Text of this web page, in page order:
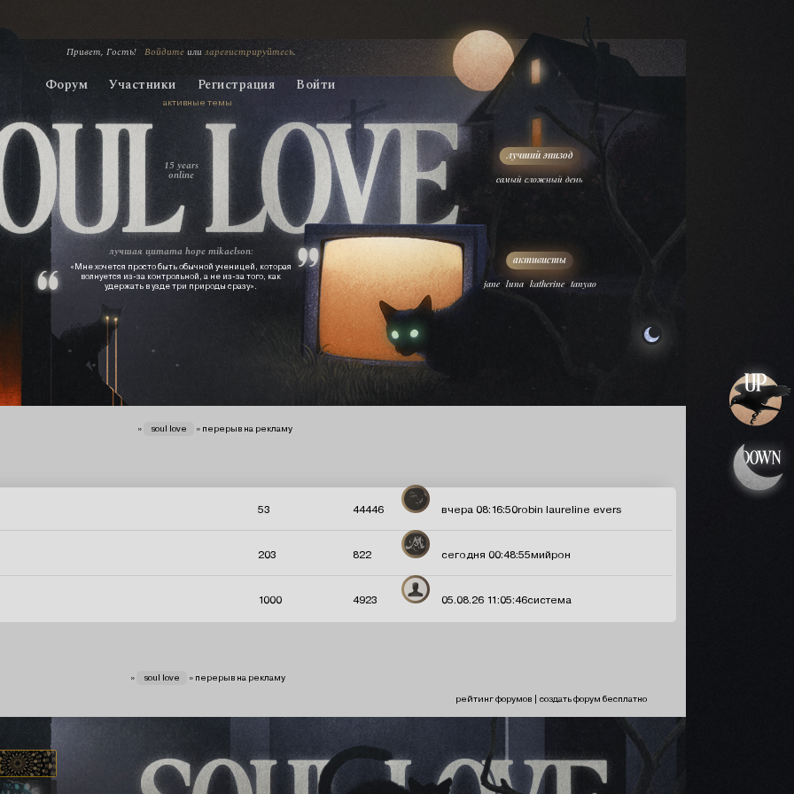
Форум Участники Регистрация Войти
активные темы
лучшая цитатаhope mikaelson:
«Мне хочется просто быть обычной ученицей, которая
волнуется из‑за контрольной, а не из‑за того, как
удержать в узде три природы сразу».
jane , luna,katherine , tanyao
самый сложный день
15 years
online
Привет, Гость! Войдитеилизарегистрируйтесь.
вы здесь
» soul love » перерыв на рекламу
53 44446 вчера 08:16:50robin laureline evers
203 822 сегодня 00:48:55мийрон
1000 4923 05.08.26 11:05:46система
вы здесь
» soul love » перерыв на рекламу
рейтинг форумов создать форум бесплатно